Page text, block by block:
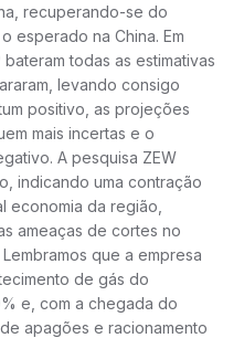
recuperando-se do
esperado na China. Em
todas as estimativas
levando consigo
positivo, as projeções
mais incertas e o
A pesquisa ZEW
indicando uma contração
economia da região,
ameaças de cortes no
que a empresa
de gás do
e, com a chegada do
apagões e racionamento